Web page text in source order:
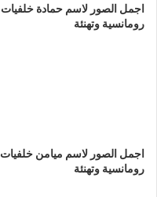
اجمل الصور لاسم حمادة خلفيات
رومانسية وتهنئة
اجمل الصور لاسم ميامن خلفيات
رومانسية وتهنئة